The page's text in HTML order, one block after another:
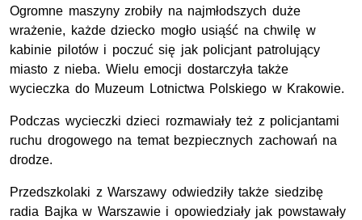
Ogromne maszyny zrobiły na najmłodszych duże
wrażenie, każde dziecko mogło usiąść na chwilę w
kabinie pilotów i poczuć się jak policjant patrolujący
miasto z nieba. Wielu emocji dostarczyła także
wycieczka do Muzeum Lotnictwa Polskiego w Krakowie.
Podczas wycieczki dzieci rozmawiały też z policjantami
ruchu drogowego na temat bezpiecznych zachowań na
drodze.
Przedszkolaki z Warszawy odwiedziły także siedzibę
radia Bajka w Warszawie i opowiedziały jak powstawały